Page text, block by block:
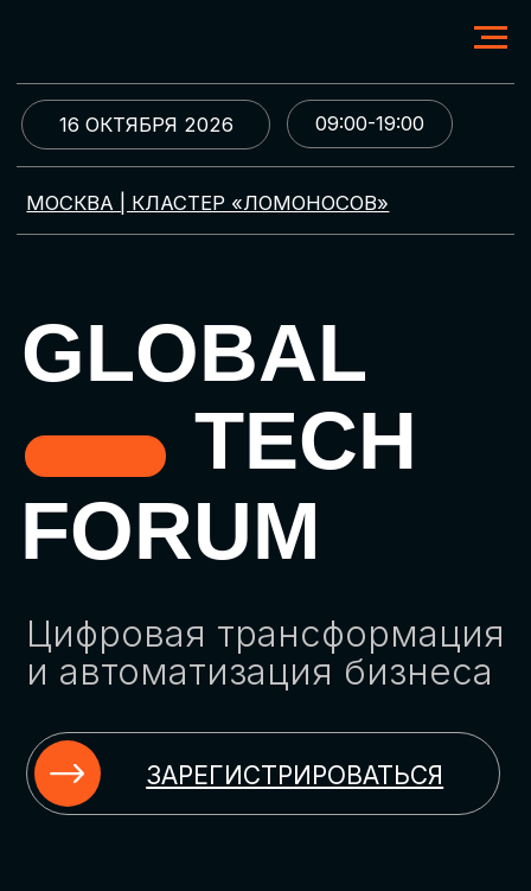
МОСКВА | КЛАСТЕР «ЛОМОНОСОВ»
GLOBAL
TECH
FORUM
Цифровая трансформация
и автоматизация бизнеса
ЗАРЕГИСТРИРОВАТЬСЯ
09:00-19:00
16 ОКТЯБРЯ 2026
ИСКУССТВЕННЫЙ ИНТЕЛЛЕКТ
ЦИФРОВИЗАЦИЯ
ИМПОРТОЗАМЕЩЕНИЕ